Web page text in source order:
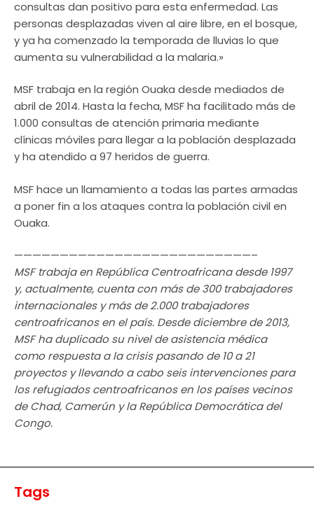
consultas dan positivo para esta enfermedad. Las
personas desplazadas viven al aire libre, en el bosque,
y ya ha comenzado la temporada de lluvias lo que
aumenta su vulnerabilidad a la malaria.»
MSF trabaja en la región Ouaka desde mediados de
abril de 2014. Hasta la fecha, MSF ha facilitado más de
1.000 consultas de atención primaria mediante
clínicas móviles para llegar a la población desplazada
y ha atendido a 97 heridos de guerra.
MSF hace un llamamiento a todas las partes armadas
a poner fin a los ataques contra la población civil en
Ouaka.
——————————————————————————–
MSF trabaja en República Centroafricana desde 1997
y, actualmente, cuenta con más de 300 trabajadores
internacionales y más de 2.000 trabajadores
centroafricanos en el país. Desde diciembre de 2013,
MSF ha duplicado su nivel de asistencia médica
como respuesta a la crisis pasando de 10 a 21
proyectos y llevando a cabo seis intervenciones para
los refugiados centroafricanos en los países vecinos
de Chad, Camerún y la República Democrática del
Congo.
Tags